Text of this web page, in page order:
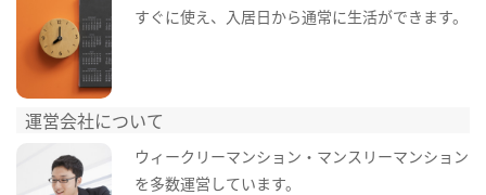
すぐに使え、入居日から通常に生活ができます。
運営会社について
ウィークリーマンション・マンスリーマンション
を多数運営しています。